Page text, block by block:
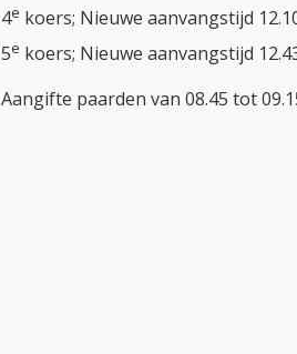
4e koers; Nieuwe aanvangstijd
5e koers; Nieuwe aanvangstijd
Aangifte paarden van 08.45 tot